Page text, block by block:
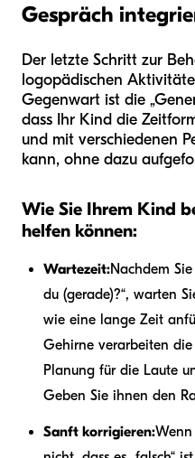
Gespräch
Der letzte Schritt zur
logopädischen
Gegenwart ist die
dass Ihr Kind die
und mit verschiedenen
kann, ohne dazu
Wie Sie Ihrem Kind
helfen können:
Wartezeit:Nachdem
du (gerade)?“, warten
wie eine lange Zeit
Gehirne verarbeiten
Planung für die Laute
Geben Sie ihnen den
Sanft korrigieren:Wenn